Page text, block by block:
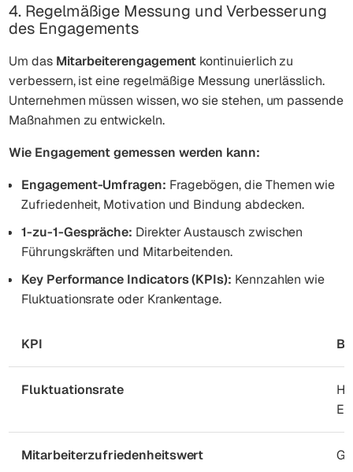
4. Regelmäßige Messung und Verbesserung
des Engagements
Um das Mitarbeiterengagement kontinuierlich zu
verbessern, ist eine regelmäßige Messung unerlässlich.
Unternehmen müssen wissen, wo sie stehen, um passende
Maßnahmen zu entwickeln.
Wie Engagement gemessen werden kann:
Engagement-Umfragen: Fragebögen, die Themen wie
Zufriedenheit, Motivation und Bindung abdecken.
1-zu-1-Gespräche: Direkter Austausch zwischen
Führungskräften und Mitarbeitenden.
Key Performance Indicators (KPIs): Kennzahlen wie
Fluktuationsrate oder Krankentage.
KPI
Fluktuationsrate
Mitarbeiterzufriedenheitswert